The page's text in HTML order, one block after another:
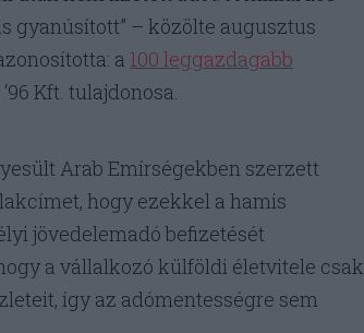
gyanúsított” – közölte augusztus
a 100 leggazdagabb
Kft. tulajdonosa.
Arab Emírségekben szerzett
hogy ezekkel a hamis
jövedelemadó befizetését
a vállalkozó külföldi életvitele csak
így az adómentességre sem